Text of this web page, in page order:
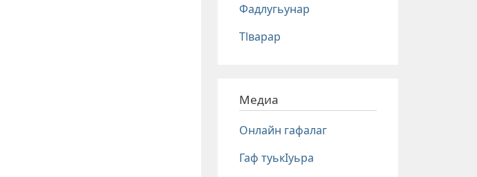
Фадлугьунар
Тlварар
Медиа
Онлайн гафалаг
Гаф туькIуьра